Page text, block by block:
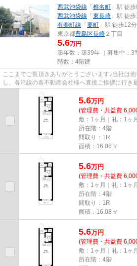
西武池袋線 「 椎名町 」駅 徒
西武池袋線 「 東長崎 」駅 徒
有楽町線 「 要町 」駅 徒歩12分
東京都豊島区長崎 ２丁目
5.6万円
築年数：築39年 ｜募集中： 3
階数：4階建
ここまでご覧頂きありがとうございます♪当社は
し、各沿線の各不動産会社様へ直接ご挨拶に行き
しております！最新の情報は...
5.6万円
(管理費・共益費
敷：1ヶ月｜礼：1ヶ月
所在階：4階
間取り：1R
面積：16.08㎡
5.6万円
(管理費・共益費
敷：1ヶ月｜礼：1ヶ月
所在階：4階
間取り：1R
面積：16.08㎡
5.6万円
(管理費・共益費
敷：1ヶ月｜礼：1ヶ月
所在階：4階